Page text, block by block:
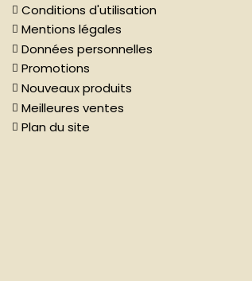
Conditions d'utilisation
Mentions légales
Données personnelles
Promotions
Nouveaux produits
Meilleures ventes
Plan du site